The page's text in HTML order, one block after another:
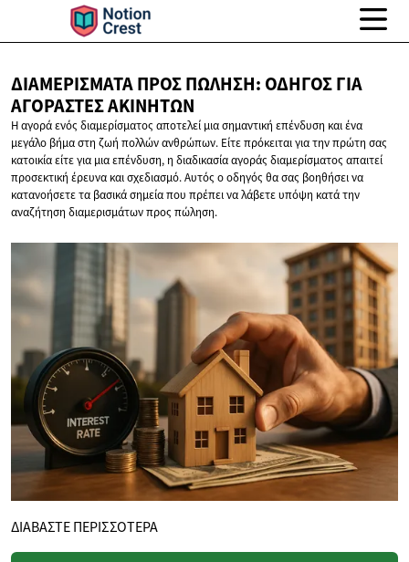
ΔΙΑΜΕΡΊΣΜΑΤΑ ΠΡΟΣ ΠΏΛΗΣΗ: ΟΔΗΓΌΣ ΓΙΑ
ΑΓΟΡΑΣΤΈΣ ΑΚΙΝΉΤΩΝ
Η αγορά ενός διαμερίσματος αποτελεί μια σημαντική επένδυση και ένα
μεγάλο βήμα στη ζωή πολλών ανθρώπων. Είτε πρόκειται για την πρώτη σας
κατοικία είτε για μια επένδυση, η διαδικασία αγοράς διαμερίσματος απαιτεί
προσεκτική έρευνα και σχεδιασμό. Αυτός ο οδηγός θα σας βοηθήσει να
κατανοήσετε τα βασικά σημεία που πρέπει να λάβετε υπόψη κατά την
αναζήτηση διαμερισμάτων προς πώληση.
ΔΙΑΒΑΣΤΕ ΠΕΡΙΣΣΟΤΕΡΑ